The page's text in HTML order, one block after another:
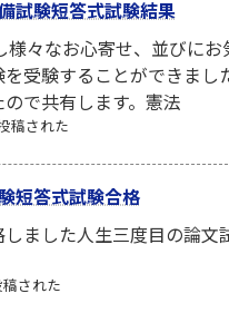
試験短答式試験結果
様々なお心寄せ、並びに
受験することができま
たので共有します。憲
稿された
短答式試験合格
ました人生三度目の論
された